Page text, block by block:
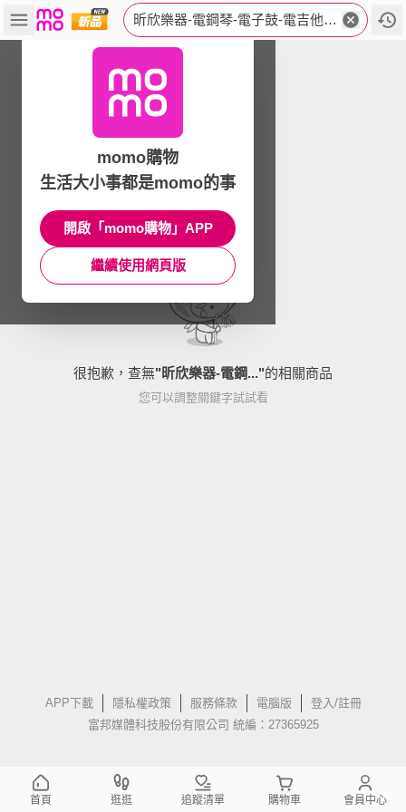
昕欣樂器-電鋼琴-電子鼓-電吉他-木吉他-專賣中心
很抱歉，查無" 昕欣樂器-電鋼..."的相關商品
您可以調整關鍵字試試看
APP下載 隱私權政策 服務條款 電腦版
登入/註冊
富邦媒體科技股份有限公司 統編：27365925
momo購物
生活大小事都是momo的事
開啟「momo購物」APP
繼續使用網頁版
首頁 逛逛 追蹤清單 購物車 會員中心